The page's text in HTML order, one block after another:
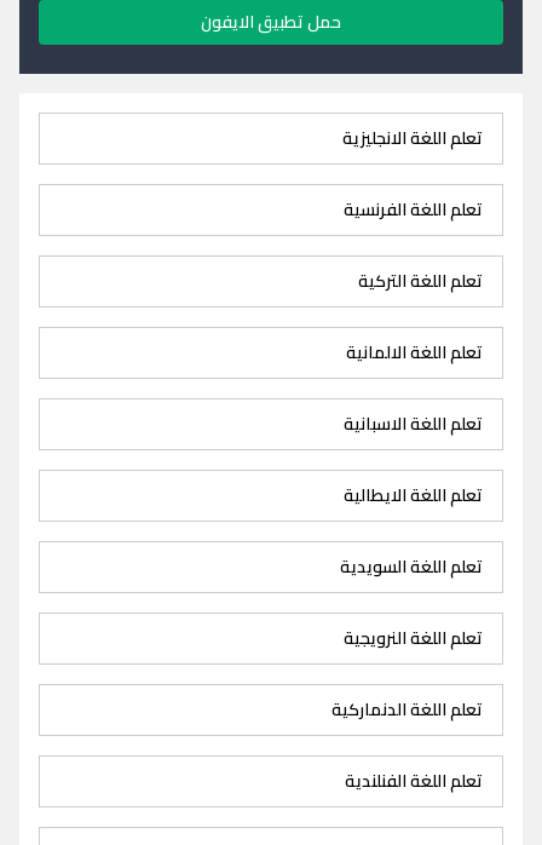
حمل تطبيق الايفون
تعلم اللغة الانجليزية
تعلم اللغة الفرنسية
تعلم اللغة التركية
تعلم اللغة الالمانية
تعلم اللغة الاسبانية
تعلم اللغة الايطالية
تعلم اللغة السويدية
تعلم اللغة النرويجية
تعلم اللغة الدنماركية
تعلم اللغة الفنلندية